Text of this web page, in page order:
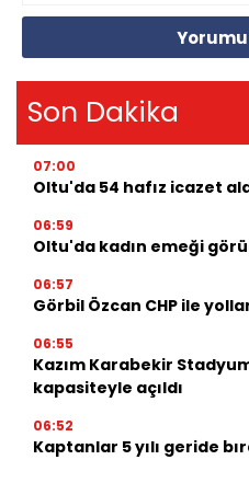
Son Dakika
07:00
Oltu'da 54 hafız icazet
06:59
Oltu'da kadın emeği
06:57
Görbil Özcan CHP ile
06:55
Kazım Karabekir
kapasiteyle açıldı
06:52
Kaptanlar 5 yılı geride